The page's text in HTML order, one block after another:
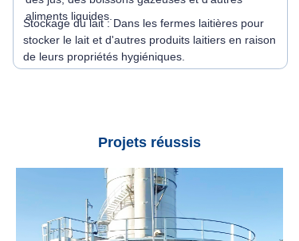
Stockage du lait : Dans les fermes laitières pour
stocker le lait et d'autres produits laitiers en raison
de leurs propriétés hygiéniques.
aliments liquides.
Projets réussis